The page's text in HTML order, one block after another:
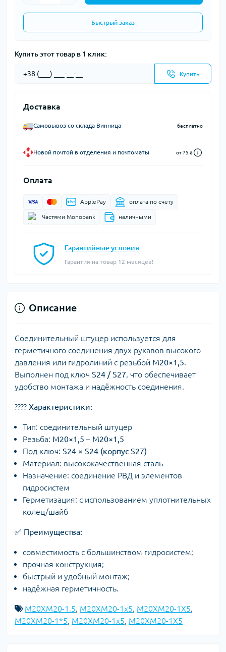
Быстрый заказ
Купить этот товар в 1 клик:
Купить
Доставка
Самовывоз со склада Винница бесплатно
Новой почтой в отделения и почтоматы от 75 ₴
Оплата
ApplePay оплата по счету
Частями Monobank наличными
Гарантийные условия
Гарантия на товар 12 месяцев!
Описание
Соединительный штуцер используется для
герметичного соединения двух рукавов высокого
давления или гидролиний с резьбой М20×1,5.
Выполнен под ключ S24 / S27, что обеспечивает
удобство монтажа и надёжность соединения.
???? Характеристики:
Тип: соединительный штуцер
Резьба: M20×1,5 – M20×1,5
Под ключ: S24 × S24 (корпус S27)
Материал: высококачественная сталь
Назначение: соединение РВД и элементов
гидросистем
Герметизация: с использованием уплотнительных
колец/шайб
✅ Преимущества:
совместимость с большинством гидросистем;
прочная конструкция;
быстрый и удобный монтаж;
надёжная герметичность.
M20XM20-1.5, M20XM20-1x5, M20XM20-1X5,
M20XM20-1*5, M20XM20-1х5, M20XM20-1Х5